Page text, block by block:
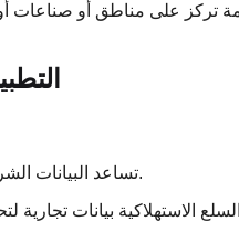
تركز على مناطق أو صناعات
تساعد البيانات الشركات على تحديد المناطق ذات النمو المرتفع وتحديد أفضل استراتيجية دخول.
الاستهلاكية بيانات تجارية